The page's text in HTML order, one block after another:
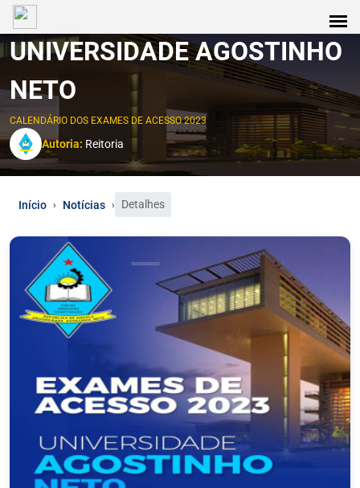
UNIVERSIDADE AGOSTINHO
NETO
CALENDÁRIO DOS EXAMES DE ACESSO 2023
Autoria: Reitoria
Início › Notícias › Detalhes